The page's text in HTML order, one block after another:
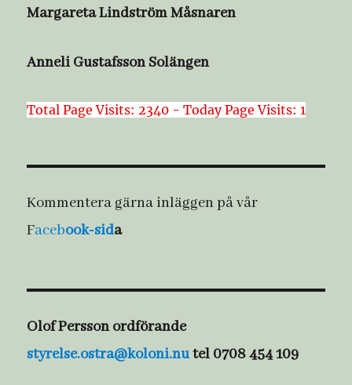
Margareta Lindström Måsnaren
Anneli Gustafsson Solängen
Total Page Visits: 2340 - Today Page Visits: 1
Kommentera gärna inläggen på vår
Facebook-sida
Olof Persson ordförande
styrelse.ostra@koloni.nutel 0708 454 109